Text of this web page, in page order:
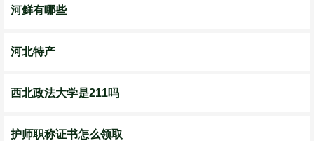
河鲜有哪些
河北特产
西北政法大学是211吗
护师职称证书怎么领取